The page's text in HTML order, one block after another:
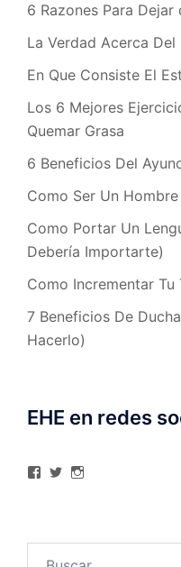
6 Razones Para
La Verdad Acerca
En Que Consiste El
Los 6 Mejores
Quemar Grasa
6 Beneficios Del
Como Ser Un
Como Portar Un
Debería Importarte)
Como Incrementar
7 Beneficios De
Hacerlo)
EHE en redes
Ver
Facebook
Ver
TwitterInstagram